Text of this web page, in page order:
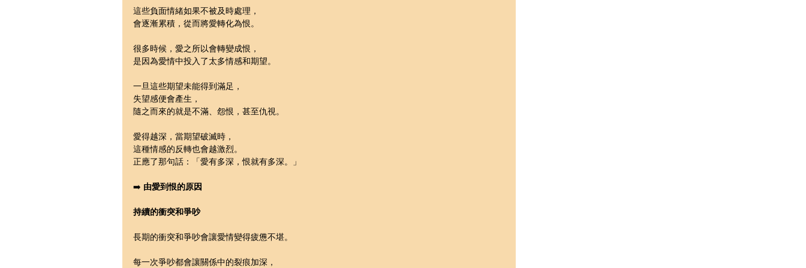
這些負面情緒如果不被及時處理，
會逐漸累積，從而將愛轉化為恨。
很多時候，愛之所以會轉變成恨，
是因為愛情中投入了太多情感和期望。
一旦這些期望未能得到滿足，
失望感便會產生，
隨之而來的就是不滿、怨恨，甚至仇視。
愛得越深，當期望破滅時，
這種情感的反轉也會越激烈。
正應了那句話：「愛有多深，恨就有多深。」
➡️ 由愛到恨的原因
持續的衝突和爭吵
長期的衝突和爭吵會讓愛情變得疲憊不堪。
每一次爭吵都會讓關係中的裂痕加深，